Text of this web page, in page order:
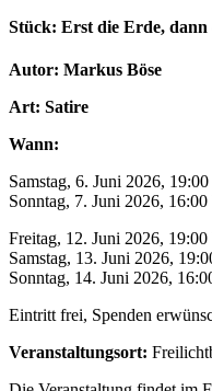
Stück: Erst die Erde, dann
Autor: Markus Böse
Art: Satire
Wann:
Samstag, 6. Juni 2026,
Sonntag, 7. Juni 2026,
Freitag, 12. Juni 2026,
Samstag, 13. Juni 2026,
Sonntag, 14. Juni 2026,
Eintritt frei, Spenden
Veranstaltungsort: